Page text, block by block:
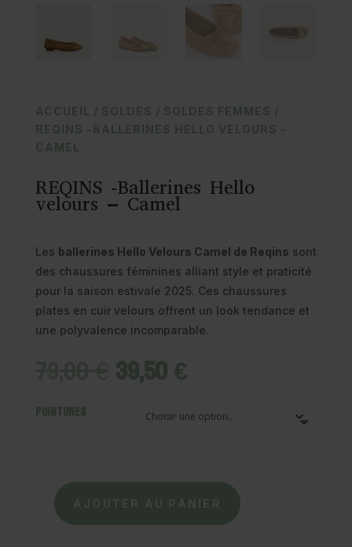
ACCUEIL / SOLDES / SOLDES FEMMES /
REQINS -BALLERINES HELLO VELOURS –
CAMEL
REQINS -Ballerines Hello
velours – Camel
Les ballerines Hello Velours Camel de Reqins sont
des chaussures féminines alliant style et praticité
pour la saison estivale 2025. Ces chaussures
plates en cuir velours offrent un look tendance et
une polyvalence incomparable.
Le
prixinitial
était :
39,50€
actuel
est :
Pointures
quantitéAJOUTER AU PANIER